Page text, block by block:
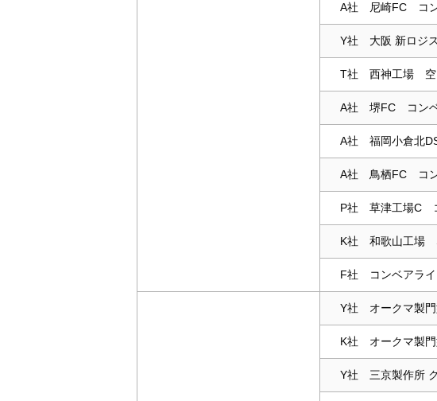
A社 尼崎FC コン
Y社 大阪 新ロジ
T社 西神工場 空
A社 堺FC コンベ
A社 福岡小倉北
A社 鳥栖FC コン
P社 草津工場C コ
K社 和歌山工場
F社 コンベアライ
Y社 オークマ製
K社 オークマ製門
Y社 三京製作所